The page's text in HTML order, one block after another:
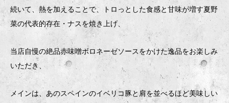
続いて、熱を加えることで、トロっとした食感と甘味が増す夏野
菜の代表的存在・ナスを焼き上げ、
当店自慢の絶品赤味噌ボロネーゼソースをかけた逸品をお楽しみ
いただき、
メインは、あのスペインのイベリコ豚と肩を並べるほど美味しい